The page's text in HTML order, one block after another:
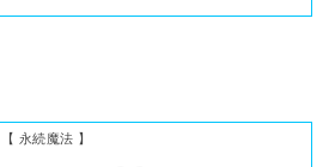
【 永続魔法 】